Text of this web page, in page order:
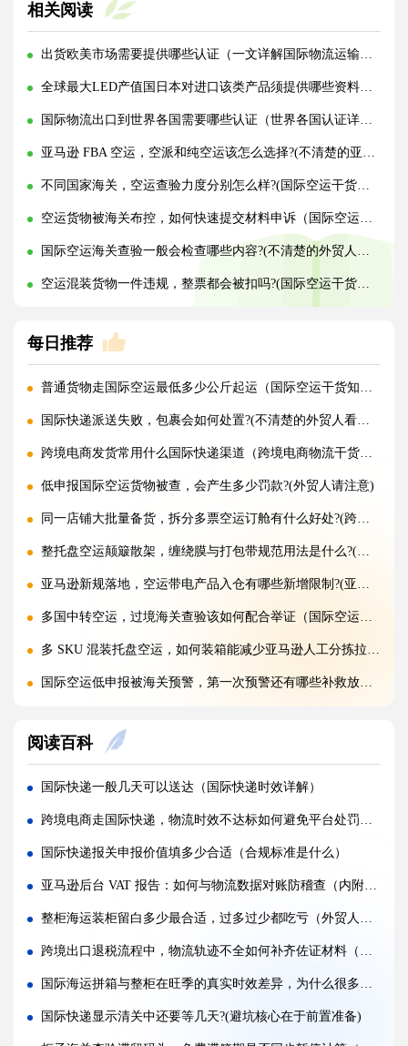
相关阅读
出货欧美市场需要提供哪些认证（一文详解国际物流运输所需证书）
全球最大LED产值国日本对进口该类产品须提供哪些资料（PSE认证要求有哪些）
国际物流出口到世界各国需要哪些认证（世界各国认证详解）
亚马逊 FBA 空运，空派和纯空运该怎么选择?(不清楚的亚马逊卖家看过来)
不同国家海关，空运查验力度分别怎么样?(国际空运干货知识分享)
空运货物被海关布控，如何快速提交材料申诉（国际空运干货知识分享）
国际空运海关查验一般会检查哪些内容?(不清楚的外贸人看过来)
空运混装货物一件违规，整票都会被扣吗?(国际空运干货知识分享)
每日推荐
普通货物走国际空运最低多少公斤起运（国际空运干货知识分享）
国际快递派送失败，包裹会如何处置?(不清楚的外贸人看过来)
跨境电商发货常用什么国际快递渠道（跨境电商物流干货知识分享）
低申报国际空运货物被查，会产生多少罚款?(外贸人请注意)
同一店铺大批量备货，拆分多票空运订舱有什么好处?(跨境电商卖家必看篇)
整托盘空运颠簸散架，缠绕膜与打包带规范用法是什么?(国际空运干货知识分享)
亚马逊新规落地，空运带电产品入仓有哪些新增限制?(亚马逊卖家请注意)
多国中转空运，过境海关查验该如何配合举证（国际空运干货知识分享）
多 SKU 混装托盘空运，如何装箱能减少亚马逊人工分拣拉长上架时长?(国际空运干货知识分享)
国际空运低申报被海关预警，第一次预警还有哪些补救放行办法(外贸人请注意)
亚马逊入仓排队，空派如何缩短上架等待时间?(亚马逊卖家必看篇)
跨境电商 FBA 空运，自主 VAT 清关和集体包税清关分别适配什么场景（亚马逊卖家请注意）
凌晨落地的红眼航班空运，末端机场分拣会额外拉长多久派送时效?(不清楚的外贸人看过来)
国际空运附加费有哪些（燃油、安检、操作费一览）
国际空运运价经常波动（影响空运价格的核心因素）
深圳盐田、蛇口、南沙港口海运出货，码头操作流程有何差异?(国际海运干货知识分享)
超长超宽货物走海运，提前需要向船公司申请哪些特殊许可?(不清楚的外贸人看过来)
受潮货物海运集装箱如何防潮，哪些防潮方案性价比最高?(国际海运干货知识分享)
海运货物查验后，多久可以完成放行，货代可以加速处理吗?(国际海运干货知识分享)
阅读百科
国际快递一般几天可以送达（国际快递时效详解）
跨境电商走国际快递，物流时效不达标如何避免平台处罚（跨境电商卖家请注意）
国际快递报关申报价值填多少合适（合规标准是什么）
亚马逊后台 VAT 报告：如何与物流数据对账防稽查（内附避坑关键提醒）
整柜海运装柜留白多少最合适，过多过少都吃亏（外贸人请注意）
跨境出口退税流程中，物流轨迹不全如何补齐佐证材料（跨境物流干货知识分享）
国际海运拼箱与整柜在旺季的真实时效差异，为什么很多卖家算错账（跨境电商卖家必看篇）
国际快递显示清关中还要等几天?(避坑核心在于前置准备)